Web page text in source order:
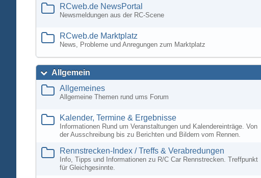
RCweb.de NewsPortal
Newsmeldungen aus der RC-Scene
RCweb.de Marktplatz
News, Probleme und Anregungen zum Marktplatz
Allgemein
Allgemeines
Allgemeine Themen rund ums Forum
Kalender, Termine & Ergebnisse
Informationen Rund um Veranstaltungen und Kalendereinträge. Von
der Ausschreibung bis zu Berichten und Bildern vom Rennen.
Rennstrecken-Index / Treffs & Verabredungen
Info, Tipps und Informationen zu R/C Car Rennstrecken. Treffpunkt
für Gleichgesinnte.